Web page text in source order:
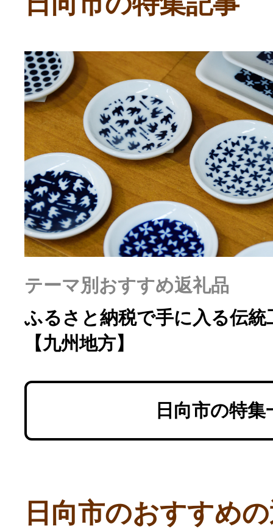
個人事業主・フリーラン
個人事業・フリーランス
ふるさと納税の基礎知識
10秒ぴったり診断
はじめるバイブルとは
よくあるご質問
テーマ別おすすめ返礼品
ふるさと納税で手に入る伝統
【九州地方】
日向市の特集
日向市のおすすめ